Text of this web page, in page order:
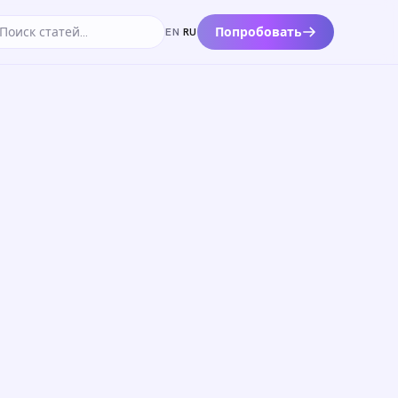
по статьям EN RU Попробовать